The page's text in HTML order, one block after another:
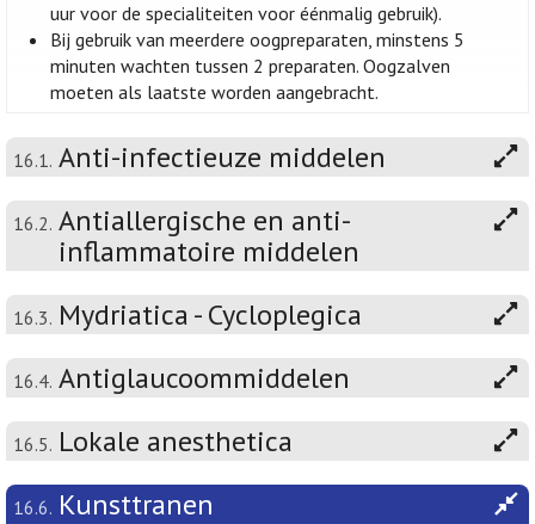
uur voor de specialiteiten voor éénmalig gebruik).
Bij gebruik van meerdere oogpreparaten, minstens 5
minuten wachten tussen 2 preparaten. Oogzalven
moeten als laatste worden aangebracht.
16.1. Anti-infectieuze middelen
16.2. Antiallergische en anti-
inflammatoire middelen
16.3. Mydriatica - Cycloplegica
16.4. Antiglaucoommiddelen
16.5. Lokale anesthetica
16.6. Kunsttranen